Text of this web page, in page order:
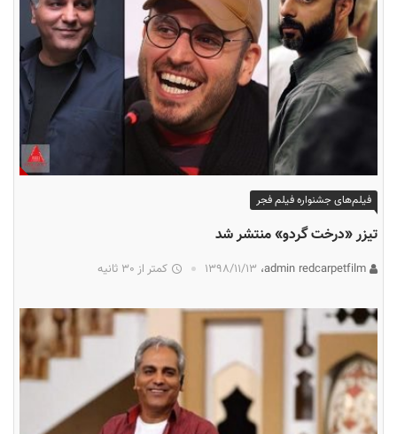
فیلم‌های جشنواره فیلم فجر
تیزر «درخت گردو» منتشر شد
۱۳۹۸/۱۱/۱۳ کمتر از 30 ثانیه